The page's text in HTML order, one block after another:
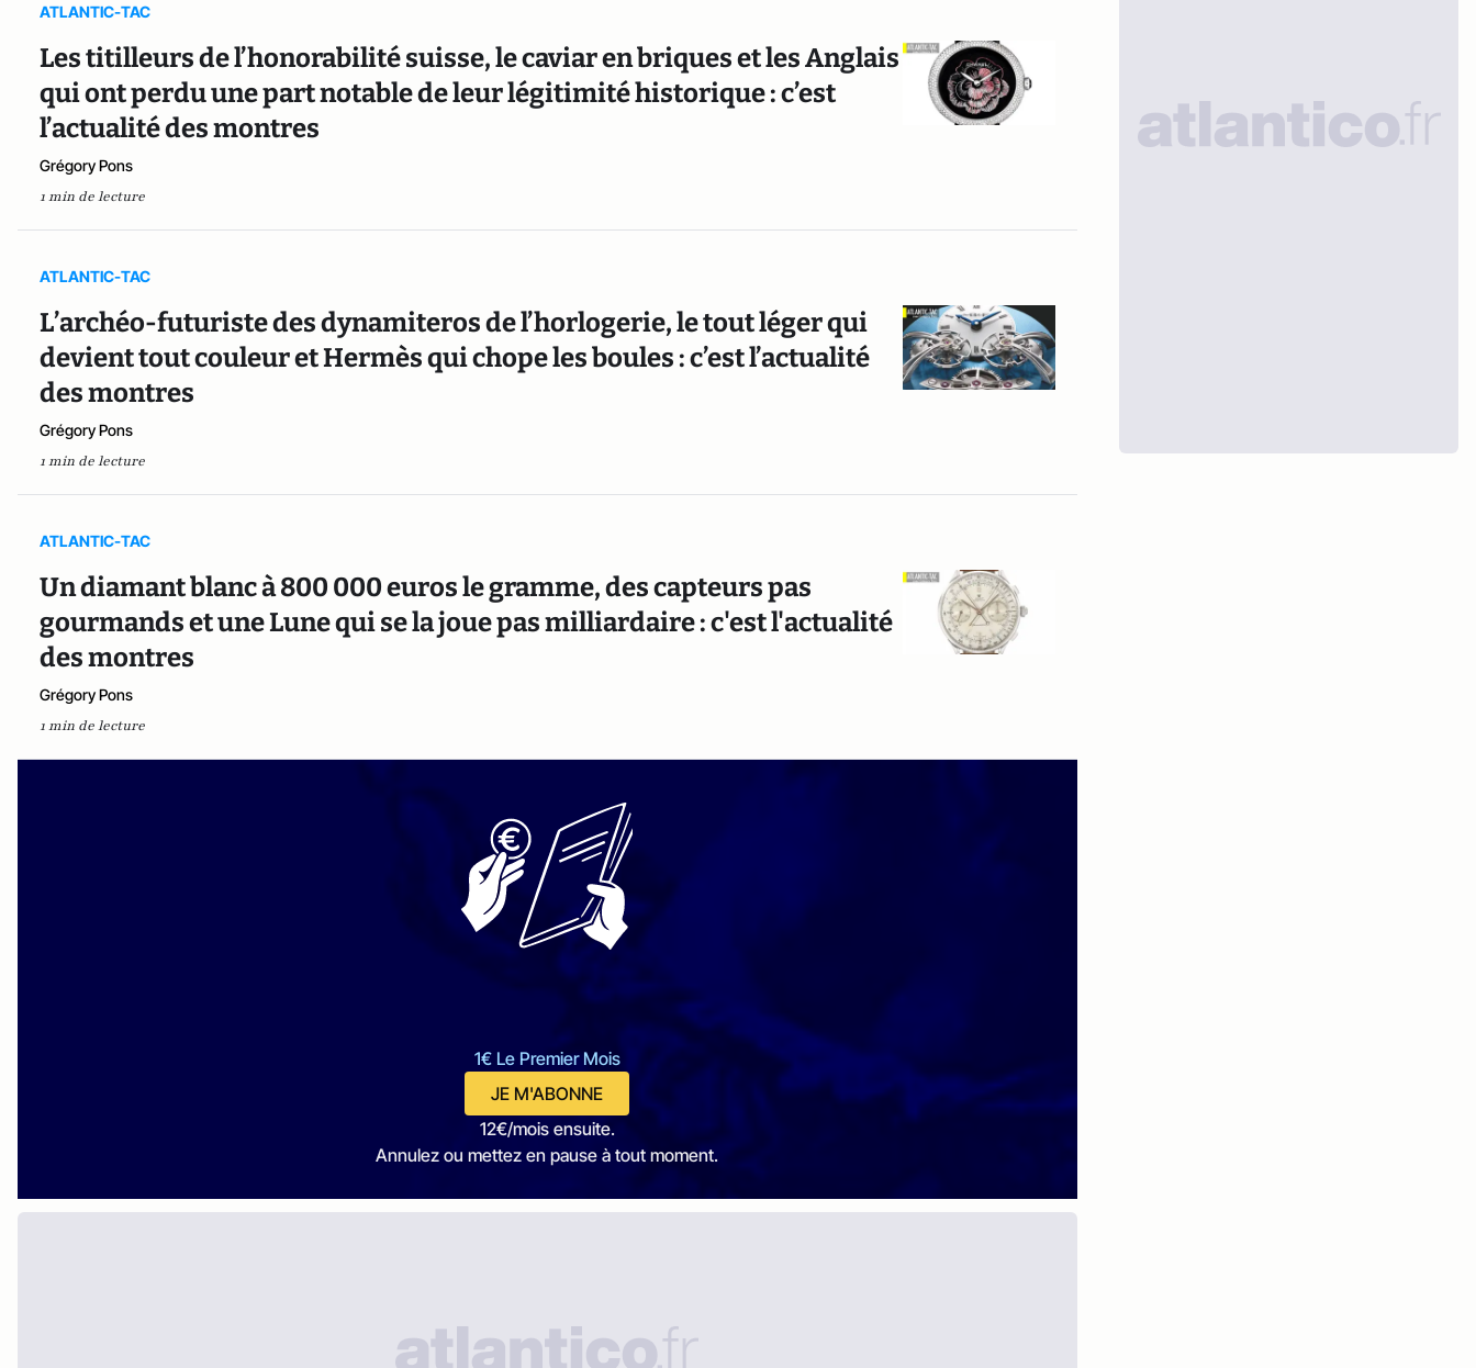
ATLANTIC-TAC
Les titilleurs de l’honorabilité suisse, le caviar en briques et les Anglais
qui ont perdu une part notable de leur légitimité historique : c’est
l’actualité des montres
Grégory Pons
1 min de lecture
ATLANTIC-TAC
L’archéo-futuriste des dynamiteros de l’horlogerie, le tout léger qui
devient tout couleur et Hermès qui chope les boules : c’est l’actualité
des montres
Grégory Pons
1 min de lecture
ATLANTIC-TAC
Un diamant blanc à 800 000 euros le gramme, des capteurs pas
gourmands et une Lune qui se la joue pas milliardaire : c'est l'actualité
des montres
Grégory Pons
1 min de lecture
1€ Le Premier Mois
JE M'ABONNE
12€/mois ensuite.
Annulez ou mettez en pause à tout moment.